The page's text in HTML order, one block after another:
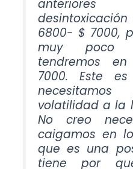
6800- $ 7000,
muy poco
tendremos
7000. Este
volatilidad a la
No creo
caigamos en
que es una
tiene por